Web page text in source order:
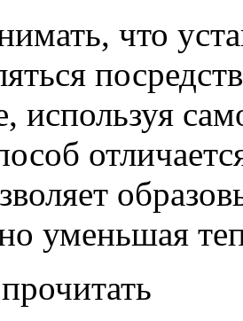
что
используя
уменьшая